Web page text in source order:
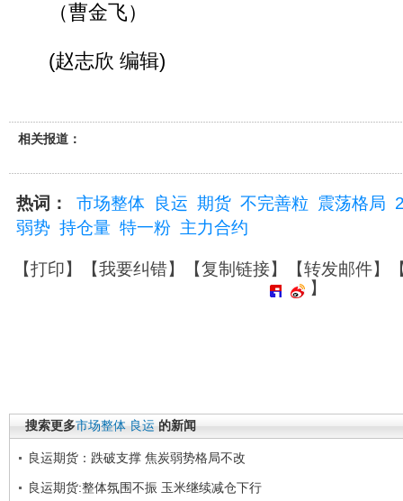
（曹金飞）
(赵志欣 编辑)
相关报道：
热词： 市场整体 良运 期货 不完善粒 震荡格局
弱势 持仓量 特一粉 主力合约
【打印】【我要纠错】【复制链接】【转发邮件】
】
搜索更多市场整体 良运 的新闻
良运期货：跌破支撑 焦炭弱势格局不改
良运期货:整体氛围不振 玉米继续减仓下行